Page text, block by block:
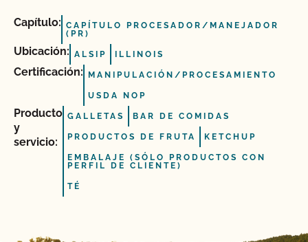
Capítulo: CAPÍTULO PROCESADOR/MANEJADOR
(PR)
Ubicación: ALSIP ILLINOIS
Certificación: MANIPULACIÓN/PROCESAMIENTO
USDA NOP
Producto
y
servicio:
GALLETAS BAR DE COMIDAS
PRODUCTOS DE FRUTA KETCHUP
EMBALAJE (SÓLO PRODUCTOS CON
PERFIL DE CLIENTE)
TÉ